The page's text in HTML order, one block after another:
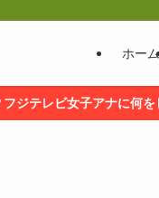
ホーム
ジテレビ女子アナに何を